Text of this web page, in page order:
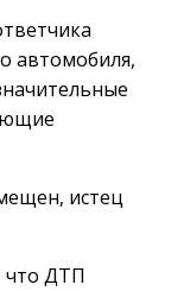
автомобиля,
истец
что ДТП